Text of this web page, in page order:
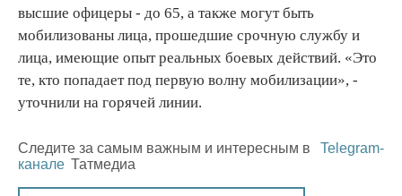
высшие офицеры - до 65, а также могут быть
мобилизованы лица, прошедшие срочную службу и
лица, имеющие опыт реальных боевых действий. «Это
те, кто попадает под первую волну мобилизации», -
уточнили на горячей линии.
Следите за самым важным и интересным в
Telegram-
канале Татмедиа